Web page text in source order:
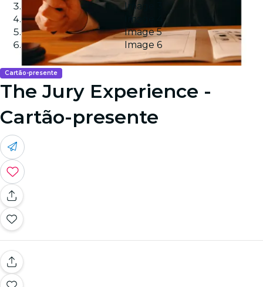
Image 3
Image 4
Image 5
Image 6
Cartão-presente
The Jury Experience -
Cartão-presente